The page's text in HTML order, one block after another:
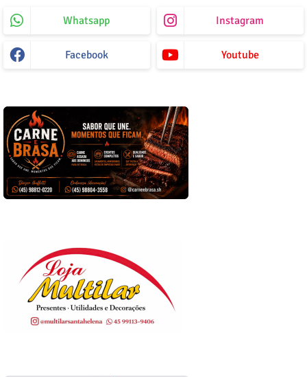
Whatsapp Instagram
Facebook Youtube